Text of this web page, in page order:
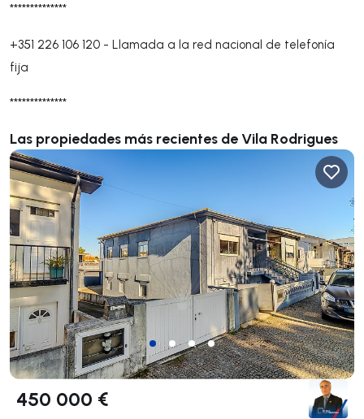
**************
+351 226 106 120 - Llamada a la red nacional de telefonía
fija
**************
Las propiedades más recientes de Vila Rodrigues
450 000 €